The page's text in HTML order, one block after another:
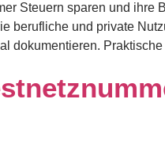
Steuern sparen und
berufliche und private
dokumentieren.